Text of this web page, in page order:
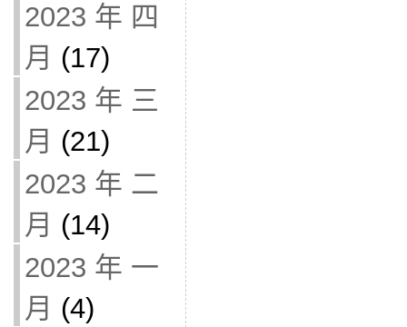
2023 年 四
月 (17)
2023 年 三
月 (21)
2023 年 二
月 (14)
2023 年 一
月 (4)